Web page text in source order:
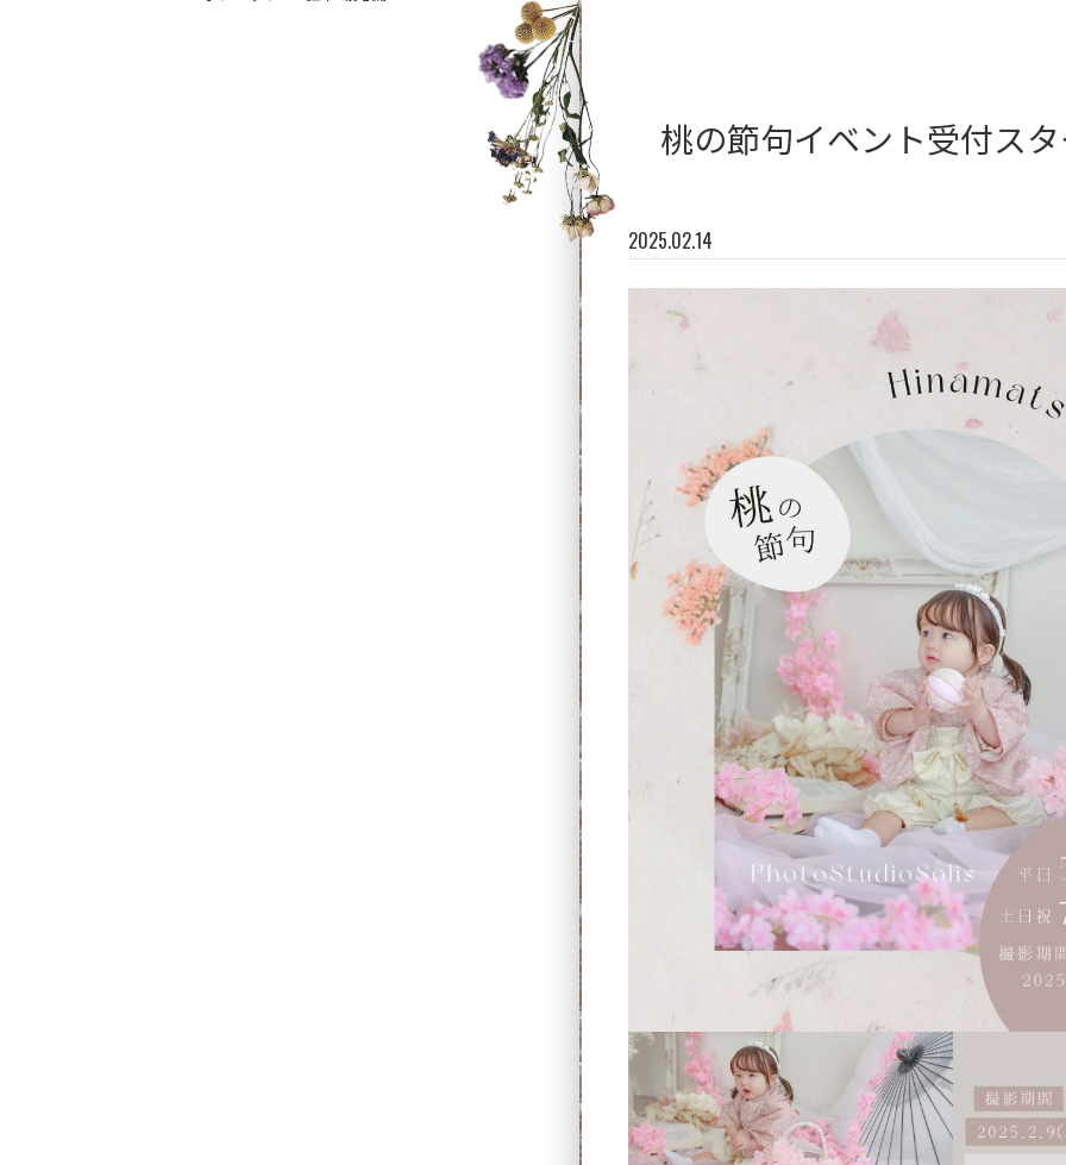
桃の節句イベント受付ス
2025.02.14